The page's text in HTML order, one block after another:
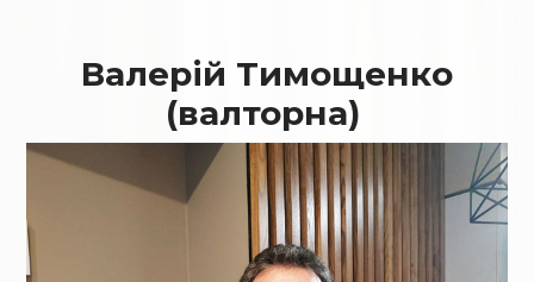
Валерій Тимощенко
(валторна)